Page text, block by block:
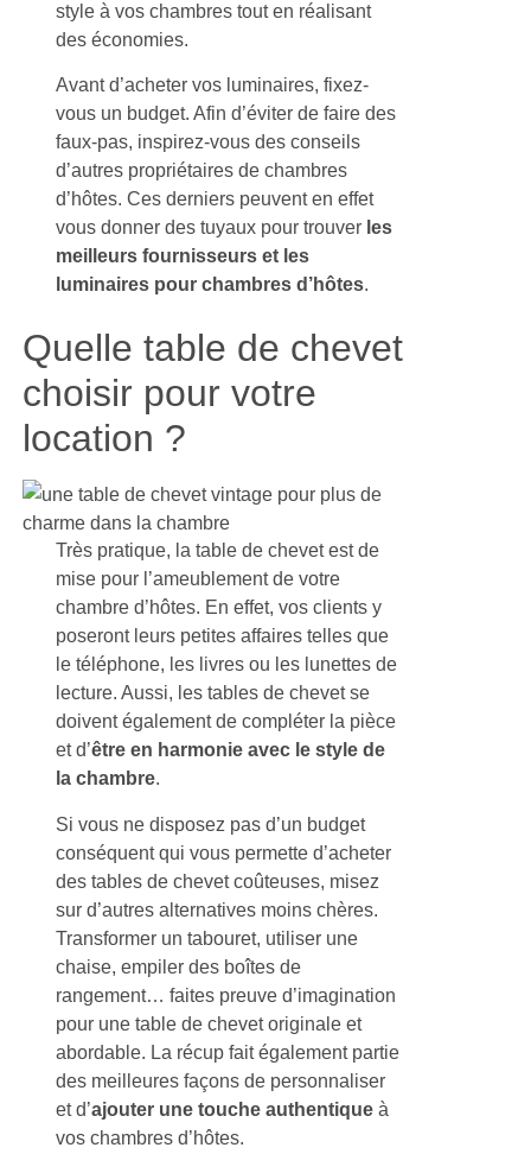
style à vos chambres tout en réalisant
des économies.
Avant d’acheter vos luminaires, fixez-
vous un budget. Afin d’éviter de faire des
faux-pas, inspirez-vous des conseils
d’autres propriétaires de chambres
d’hôtes. Ces derniers peuvent en effet
vous donner des tuyaux pour trouver les
meilleurs fournisseurs et les
luminaires pour chambres d’hôtes.
Quelle table de chevet
choisir pour votre
location ?
Très pratique, la table de chevet est de
mise pour l’ameublement de votre
chambre d’hôtes. En effet, vos clients y
poseront leurs petites affaires telles que
le téléphone, les livres ou les lunettes de
lecture. Aussi, les tables de chevet se
doivent également de compléter la pièce
et d’être en harmonie avec le style de
la chambre.
Si vous ne disposez pas d’un budget
conséquent qui vous permette d’acheter
des tables de chevet coûteuses, misez
sur d’autres alternatives moins chères.
Transformer un tabouret, utiliser une
chaise, empiler des boîtes de
rangement… faites preuve d’imagination
pour une table de chevet originale et
abordable. La récup fait également partie
des meilleures façons de personnaliser
et d’ajouter une touche authentiqueà
vos chambres d’hôtes.